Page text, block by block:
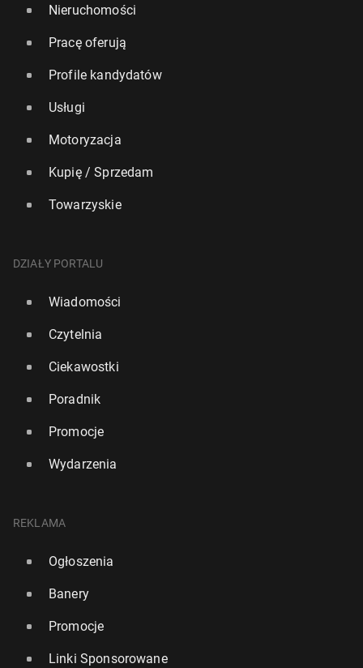
Nieruchomości
Pracę oferują
Profile kandydatów
Usługi
Motoryzacja
Kupię / Sprzedam
Towarzyskie
DZIAŁY PORTALU
Wiadomości
Czytelnia
Ciekawostki
Poradnik
Promocje
Wydarzenia
REKLAMA
Ogłoszenia
Banery
Promocje
Linki Sponsorowane